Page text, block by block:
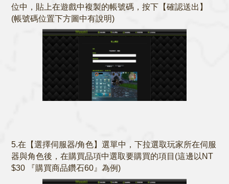
位中，貼上在遊戲中複製的帳號碼，按下【確認送出】
(帳號碼位置下方圖中有說明)
5.在【選擇伺服器/角色】選單中，下拉選取玩家所在伺服
器與角色後，在購買品項中選取要購買的項目(這邊以NT
$30 『購買商品鑽石60』為例)